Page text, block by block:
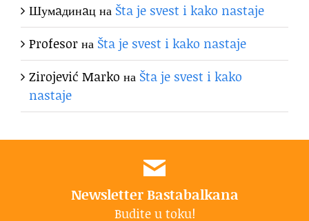
Шумaдинaцна Šta je svest i kako nastaje
Profesorна Šta je svest i kako nastaje
Zirojević Marko на Šta je svest i kako
nastaje
Newsletter Bastabalkana
Budite u toku!